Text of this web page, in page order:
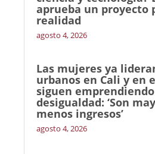
aprueba un proyecto
realidad
agosto 4, 2026
Las mujeres ya
urbanos en Cali y en
siguen
desigualdad: ‘Son
menos ingresos’
agosto 4, 2026